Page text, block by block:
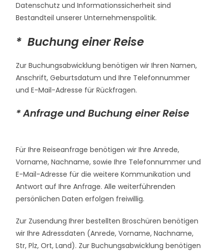
Datenschutz und Informationssicherheit sind
Bestandteil unserer Unternehmenspolitik.
* Buchung einer Reise
Zur Buchungsabwicklung benötigen wir Ihren Namen,
Anschrift, Geburtsdatum und Ihre Telefonnummer
und E-Mail-Adresse für Rückfragen.
* Anfrage und Buchung einer Reise
Für Ihre Reiseanfrage benötigen wir Ihre Anrede,
Vorname, Nachname, sowie Ihre Telefonnummer und
E-Mail-Adresse für die weitere Kommunikation und
Antwort auf Ihre Anfrage. Alle weiterführenden
persönlichen Daten erfolgen freiwillig.
Zur Zusendung Ihrer bestellten Broschüren benötigen
wir Ihre Adressdaten (Anrede, Vorname, Nachname,
Str, Plz, Ort, Land). Zur Buchungsabwicklung benötigen